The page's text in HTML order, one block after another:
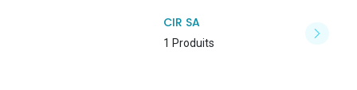
CIR SA
1 Produits